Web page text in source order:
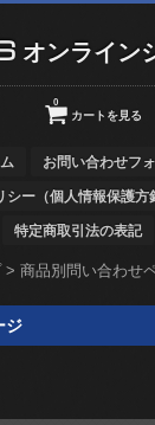
ンライン
カートを見る
0
お問い合わせフ
シー（個人情報保護方
特定商取引法の表記
>商品別問い合わせ
ジ